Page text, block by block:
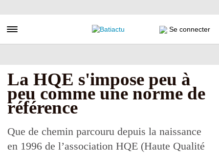
au
principal
Toggle navigation Se connecter
La HQE s'impose peu à
peu comme une norme de
référence
Que de chemin parcouru depuis la naissance
en 1996 de l’association HQE (Haute Qualité